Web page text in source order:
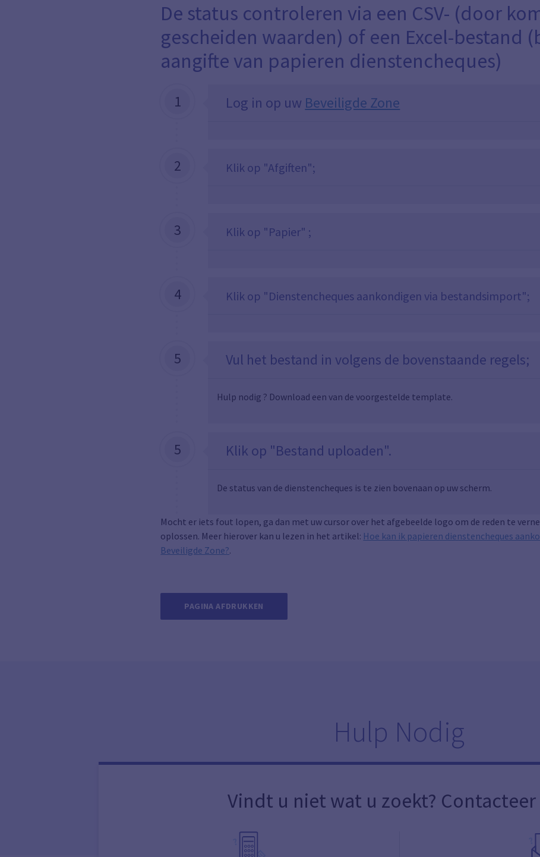
De status controleren via een CSV- (door
gescheiden waarden) of een Excel-bestand
aangifte van papieren dienstencheques)
1 Log in op uw Beveiligde Zone
2 Klik op "Afgiften";
3 Klik op "Papier" ;
4 Klik op "Dienstencheques aankondigen via bestandsimport";
5 Vul het bestand in volgens de bovenstaande regels;
Hulp nodig ? Download een van de voorgestelde template.
5 Klik op "Bestand uploaden".
De status van de dienstencheques is te zien bovenaan op uw scherm.
Mocht er iets fout lopen, ga dan met uw cursor over het afgebeelde logo om de reden te
oplossen. Meer hierover kan u lezen in het artikel: Hoe kan ik papieren dienstencheques
Beveiligde Zone?.
PAGINA AFDRUKKEN
Hulp Nodig
Vindt u niet wat u zoekt? Contacteer